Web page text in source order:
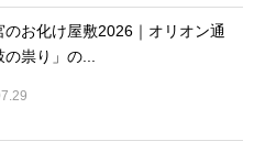
のお化け屋敷2026｜オリオン通
の祟り」の...